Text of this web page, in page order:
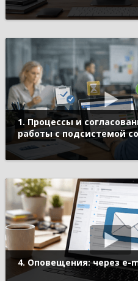
1. Процессы и
работы с подсистемой
4. Оповещения: через e-